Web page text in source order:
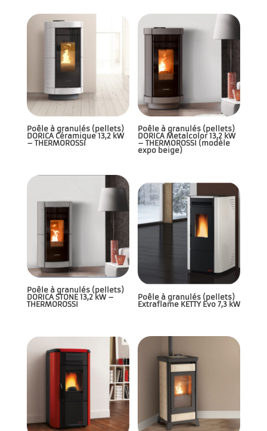
Poêle à granulés (pellets)
DORICA Céramique 13,2 kW
– THERMOROSSI
Poêle à granulés (pellets)
DORICA Metalcolor 13,2 kW
– THERMOROSSI (modèle
expo beige)
Poêle à granulés (pellets)
DORICA STONE 13,2 kW –
THERMOROSSI
Poêle à granulés (pellets)
Extraflame KETTY Evo 7,3 kW